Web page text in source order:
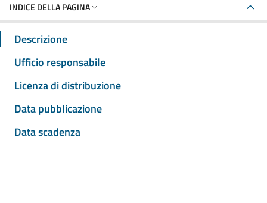
INDICE DELLA PAGINA
Descrizione
Ufficio responsabile
Licenza di distribuzione
Data pubblicazione
Data scadenza